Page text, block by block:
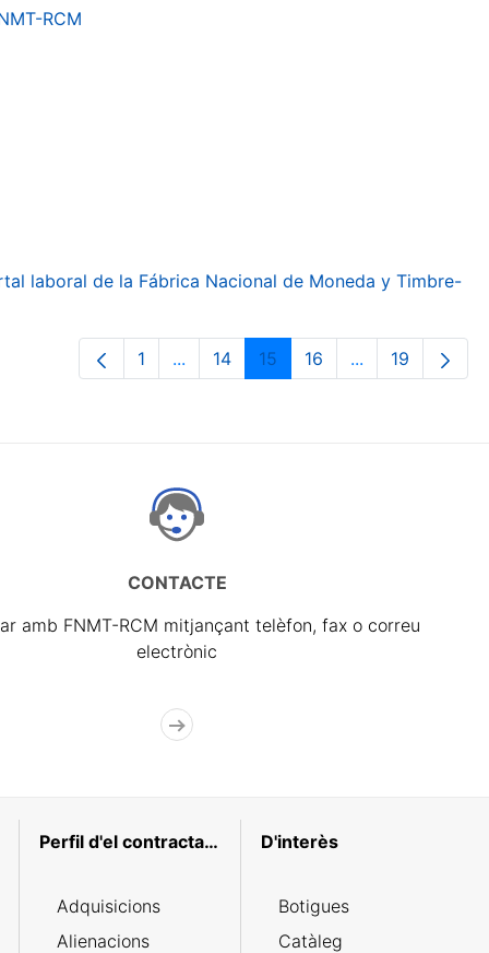
RCM
laboral de la Fábrica Nacional de Moneda y Timbre-
Pàgina
1 ...Pàgines intermèdies Utilitzeu TAB
Pàgina
14 Pàgina
15 Pàgina
16 ...PàginesPàgina
19
CONTACTE
amb FNMT-RCM mitjançant telèfon, fax o correu
electrònic
Perfil d'el contractant
Adquisicions
Alienacions
D'interès
Botigues
Catàleg